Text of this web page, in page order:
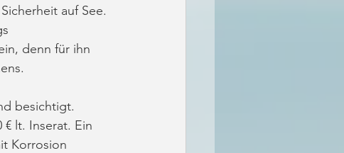
auf See.
denn für ihn
besichtigt.
lt. Inserat. Ein
Korrosion